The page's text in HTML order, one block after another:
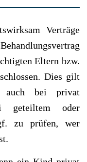
Verträge
Eltern bzw.
Dies gilt
auch bei privat
geteiltem oder
zu prüfen, wer